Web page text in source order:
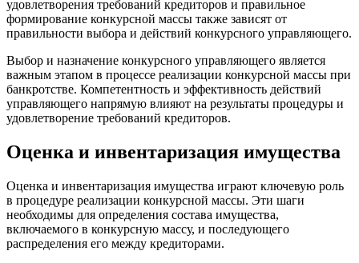
удовлетворения требований кредиторов и правильное
формирование конкурсной массы также зависят от
правильности выбора и действий конкурсного управляющего.
Выбор и назначение конкурсного управляющего является
важным этапом в процессе реализации конкурсной массы при
банкротстве. Компетентность и эффективность действий
управляющего напрямую влияют на результаты процедуры и
удовлетворение требований кредиторов.
Оценка и инвентаризация имущества
Оценка и инвентаризация имущества играют ключевую роль
в процедуре реализации конкурсной массы. Эти шаги
необходимы для определения состава имущества,
включаемого в конкурсную массу, и последующего
распределения его между кредиторами.